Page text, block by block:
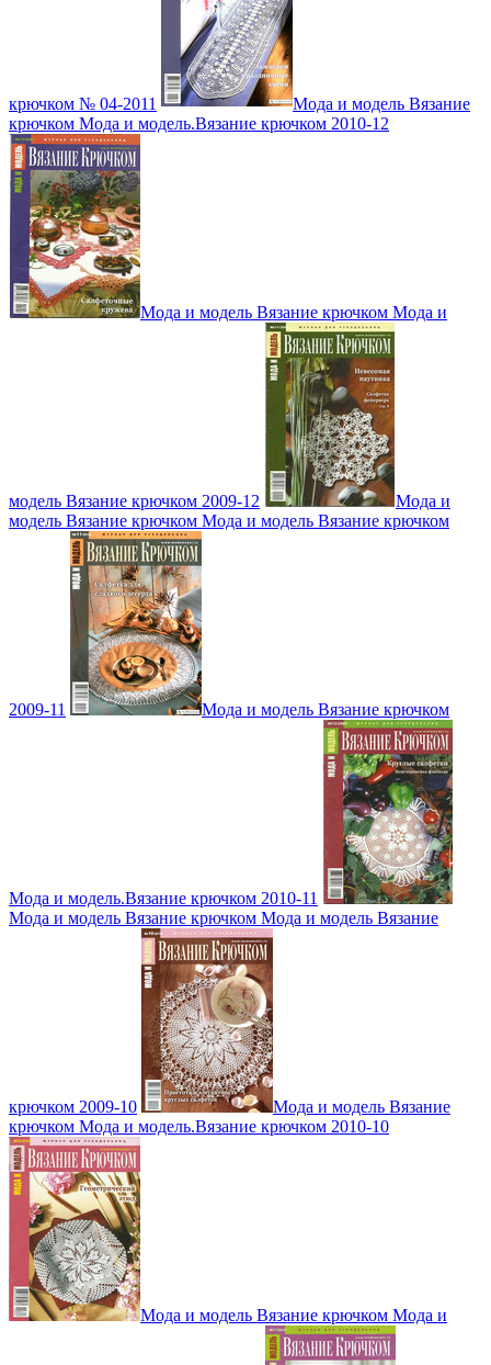
крючком № 04-2011
Мода и модель Вязание
крючком Мода и модель.Вязание крючком 2010-12
Мода и модель Вязание крючком Мода и
модель Вязание крючком 2009-12
Мода и
модель Вязание крючком Мода и модель Вязание крючком
2009-11 Мода и модель Вязание крючком
Мода и модель.Вязание крючком 2010-11
Мода и модель Вязание крючком Мода и модель Вязание
крючком 2009-10
Мода и модель Вязание
крючком Мода и модель.Вязание крючком 2010-10
Мода и модель Вязание крючком Мода и